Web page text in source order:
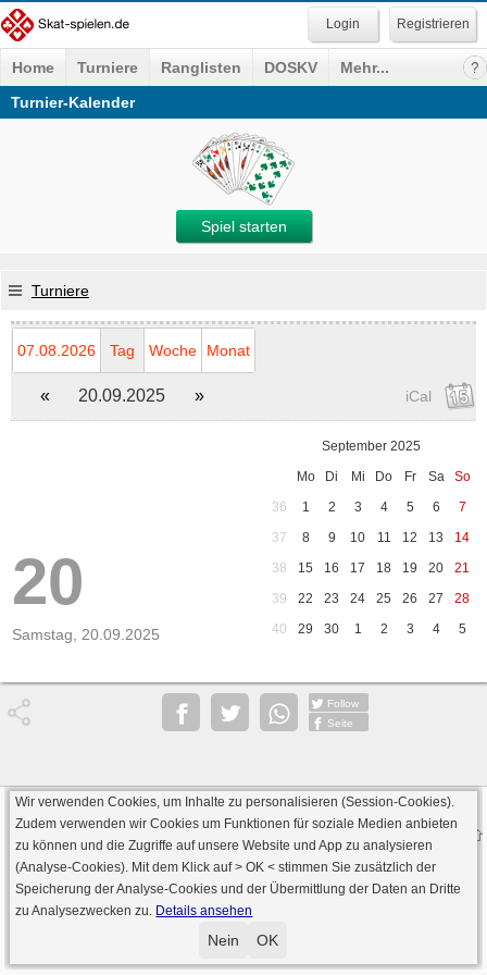
Registrieren
Home Turniere Ranglisten DOSKV
Mehr...
Turnier-Kalender
Spiel starten
Turniere
07.08.2026 Tag Woche Monat
« 20.09.2025 » iCal
20
Samstag, 20.09.2025
September 2025
Mo
Di Mi Do Fr Sa
So
36
1 2 3 4 5 6
7
37
8 9 10 11 12 13
14
38
15 16 17 18 19 20
21
39
22 23 24 25 26 27
28
40
29 30 1 2 3 4 5
Follow
Seite
· Serverversion: 2026 6.241 · registrierte Spieler: 501.048 ·
Online Skat Server: 142 (private Server:136)
Wir verwenden Cookies, um Inhalte zu personalisieren (Session-Cookies).
Zudem verwenden wir Cookies um Funktionen für soziale Medien anbieten
zu können und die Zugriffe auf unsere Website und App zu analysieren
(Analyse-Cookies). Mit dem Klick auf> OK < stimmen Sie zusätzlich der
Speicherung der Analyse-Cookies und der Übermittlung der Daten an Dritte
zu Analysezwecken zu. Details ansehen
Nein OK